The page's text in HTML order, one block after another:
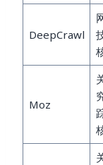
DeepCrawl
Moz